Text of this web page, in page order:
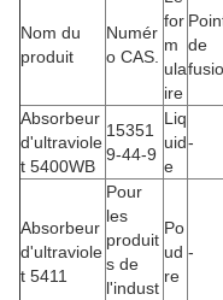
Nom du
produit
Numér
o CAS.
for
m
ula
ire
de
Absorbeur
d'ultraviole
t 5400WB
15351
9-44-9
Liq
uid
e
-
Absorbeur
d'ultraviole
t 5411
Pour
les
produit
s de
l'indust
Po
ud
re
-